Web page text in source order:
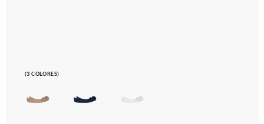
(3 COLORES)